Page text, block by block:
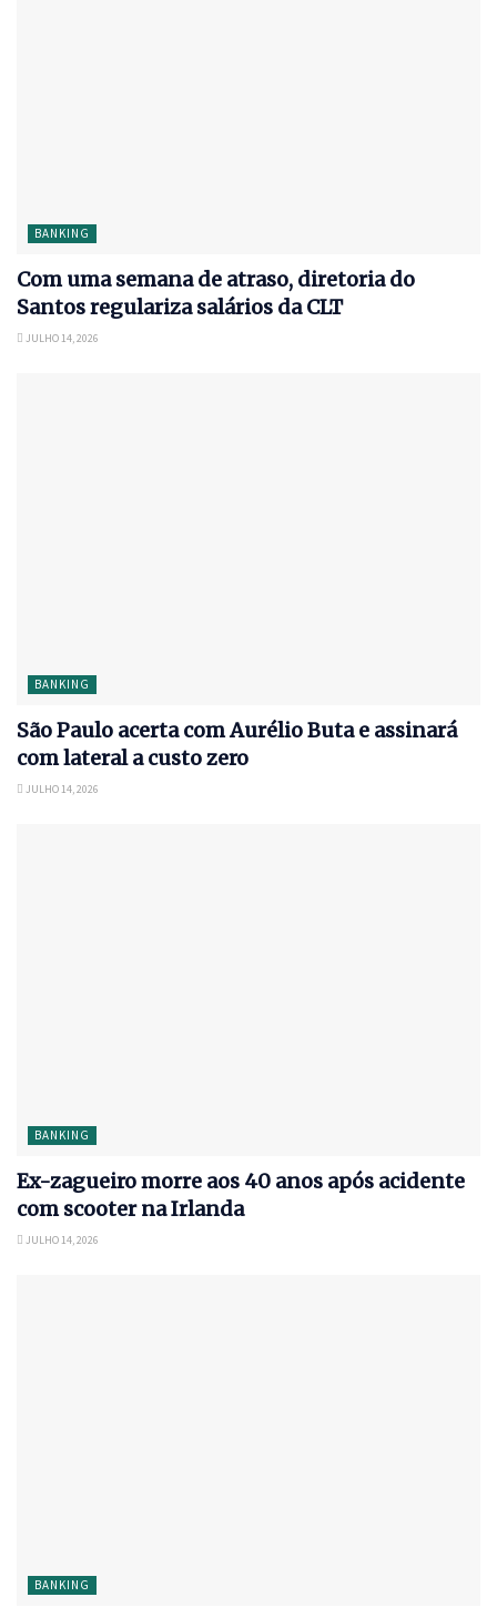
BANKING
Com uma semana de atraso, diretoria do
Santos regulariza salários da CLT
JULHO 14, 2026
BANKING
São Paulo acerta com Aurélio Buta e assinará
com lateral a custo zero
JULHO 14, 2026
BANKING
Ex-zagueiro morre aos 40 anos após acidente
com scooter na Irlanda
JULHO 14, 2026
BANKING